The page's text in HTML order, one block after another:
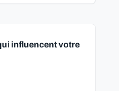
influencent votre